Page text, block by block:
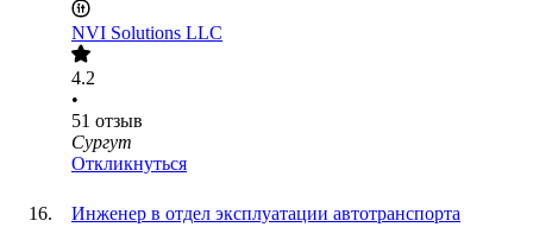
NVI Solutions LLC
4.2
•
51 отзыв
Сургут
Откликнуться
Инженер в отдел эксплуатации автотранспорта